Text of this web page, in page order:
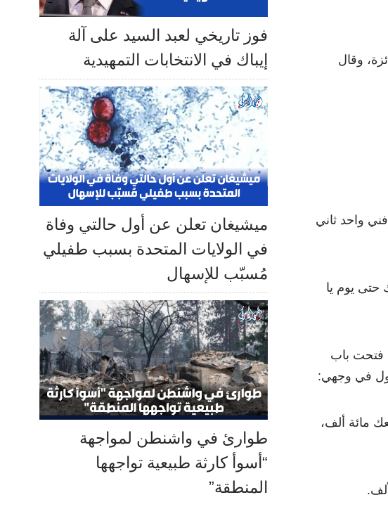
وقال
واحد ثاني
حتى يوم يا
فتحت باب
في وجهي:
مائة ألف،
فوز تاريخي لعبد السيد على آلة
إيباك في الانتخابات التمهيدية
ميشيغان تعلن عن أول حالتي وفاة
في الولايات المتحدة بسبب طفيلي
مُسبّب للإسهال
طوارئ في واشنطن لمواجهة
“أسوأ كارثة طبيعية تواجهها
المنطقة”